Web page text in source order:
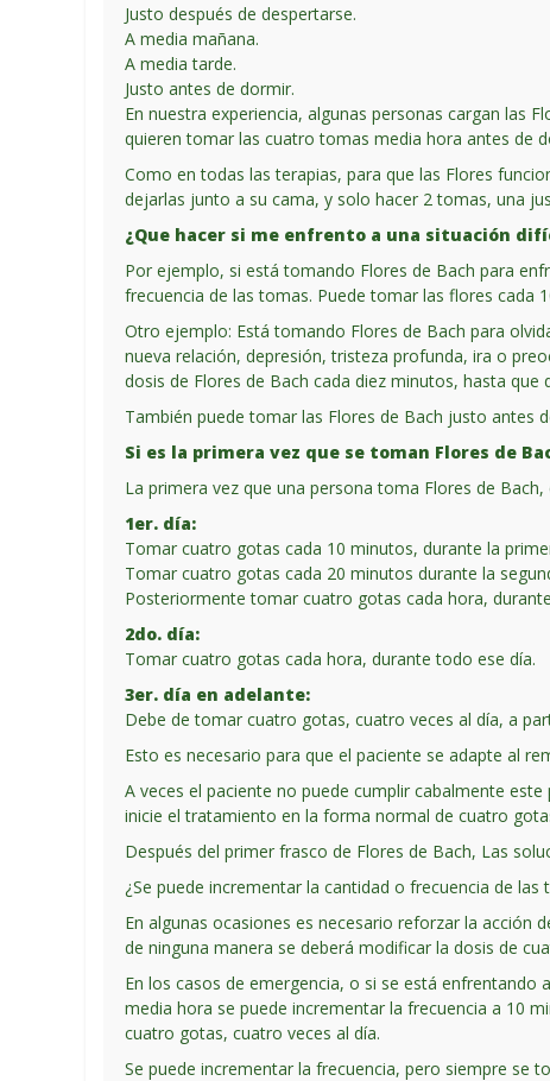
Justo después de despertarse.
A media mañana.
A media tarde.
Justo antes de dormir.
En nuestra experiencia, algunas personas cargan las
quieren tomar las cuatro tomas media hora antes de
Como en todas las terapias, para que las Flores
dejarlas junto a su cama, y solo hacer 2 tomas, una
¿Que hacer si me enfrento a una situación
Por ejemplo, si está tomando Flores de Bach para
frecuencia de las tomas. Puede tomar las flores cada
Otro ejemplo: Está tomando Flores de Bach para
nueva relación, depresión, tristeza profunda, ira o
dosis de Flores de Bach cada diez minutos, hasta que
También puede tomar las Flores de Bach justo antes
Si es la primera vez que se toman Flores de
La primera vez que una persona toma Flores de
1er. día:
Tomar cuatro gotas cada 10 minutos, durante la
Tomar cuatro gotas cada 20 minutos durante la
Posteriormente tomar cuatro gotas cada hora,
2do. día:
Tomar cuatro gotas cada hora, durante todo ese día.
3er. día en adelante:
Debe de tomar cuatro gotas, cuatro veces al día, a
Esto es necesario para que el paciente se adapte al
A veces el paciente no puede cumplir cabalmente
inicie el tratamiento en la forma normal de cuatro
Después del primer frasco de Flores de Bach, Las
¿Se puede incrementar la cantidad o frecuencia de las
En algunas ocasiones es necesario reforzar la acción
de ninguna manera se deberá modificar la dosis de
En los casos de emergencia, o si se está
media hora se puede incrementar la frecuencia a 10
cuatro gotas, cuatro veces al día.
Se puede incrementar la frecuencia, pero siempre se